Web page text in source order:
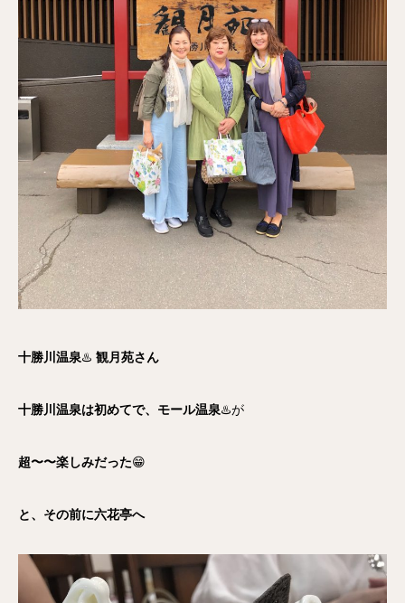
十勝川温泉♨️ 観月苑さん
十勝川温泉は初めてで、モール温泉♨️が
超〜〜楽しみだった😁
と、その前に六花亭へ